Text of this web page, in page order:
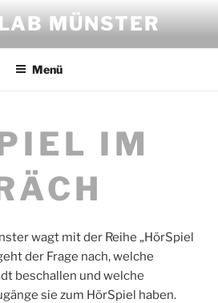
MÜNSTER
Menü
IM
wagt mit der Reihe „HörSpiel
der Frage nach, welche
beschallen und welche
sie zum HörSpiel haben.